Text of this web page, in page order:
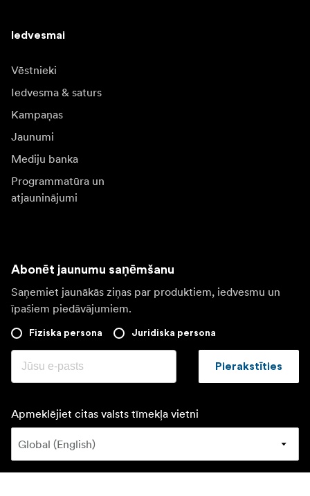
Iedvesmai
Vēstnieki
Iedvesma & saturs
Kampaņas
Jaunumi
Mediju banka
Programmatūra un
atjauninājumi
Abonēt jaunumu saņēmšanu
Saņemiet jaunākās ziņas par produktiem, iedvesmu un
īpašiem piedāvājumiem.
Fiziska persona Juridiska persona
Pierakstīties
Apmeklējiet citas valsts tīmekļa vietni